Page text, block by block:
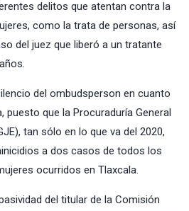
delitos que atentan contra la
como la trata de personas, así
del juez que liberó a un tratante
del ombudsperson en cuanto
puesto que la Procuraduría General
tan sólo en lo que va del 2020,
a dos casos de todos los
ocurridos en Tlaxcala.
del titular de la Comisión